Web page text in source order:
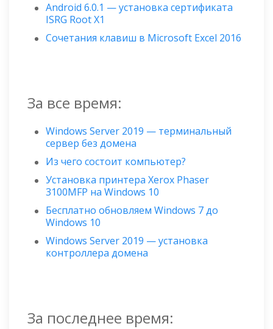
Android 6.0.1 — установка сертификата
ISRG Root X1
Сочетания клавиш в Microsoft Excel 2016
За все время:
Windows Server 2019 — терминальный
сервер без домена
Из чего состоит компьютер?
Установка принтера Xerox Phaser
3100MFP на Windows 10
Бесплатно обновляем Windows 7 до
Windows 10
Windows Server 2019 — установка
контроллера домена
За последнее время: